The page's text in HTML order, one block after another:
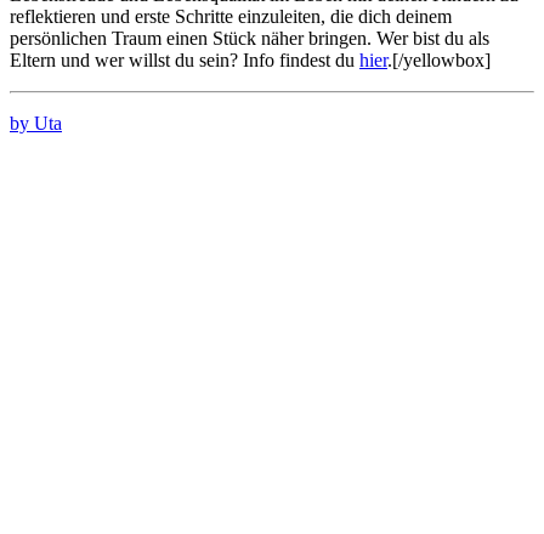
reflektieren und erste Schritte einzuleiten, die dich deinem
persönlichen Traum einen Stück näher bringen. Wer bist du als
Eltern und wer willst du sein? Info findest du hier.[/yellowbox]
by Uta